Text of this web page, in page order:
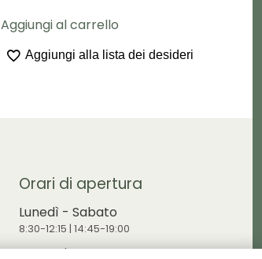
Aggiungi al carrello
Aggiungi alla lista dei desideri
Orari di apertura
Lunedì - Sabato
8:30-12:15 | 14:45-19:00
Domenica